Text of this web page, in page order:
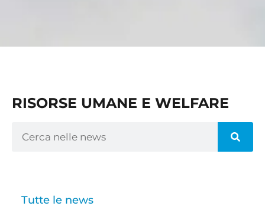
RISORSE UMANE E WELFARE
Tutte le news